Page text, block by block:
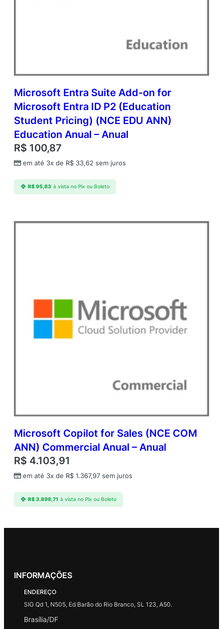
Microsoft Entra Suite Add-on for
Microsoft Entra ID P2 (Education
Student Pricing) (NCE EDU ANN)
Education Anual – Anual
R$ 100,87
em até 3x de R$ 33,62 sem juros
R$95,83 à vista no Pix ou Boleto
Microsoft Copilot for Sales (NCE COM
ANN) Commercial Anual – Anual
R$ 4.103,91
em até 3x de R$ 1.367,97 sem juros
R$3.898,71 à vista no Pix ou Boleto
INFORMAÇÕES
ENDEREÇO
SIG Qd 1, N505, Ed Barão do Rio Branco, SL 123, A50.
Brasília/DF